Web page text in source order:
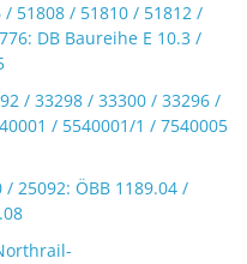
/ 51808 / 51810 / 51812 /
DB Baureihe E 10.3 /
/ 33298 / 33300 / 33296 /
/ 5540001/1 / 7540005
25092: ÖBB 1189.04 /